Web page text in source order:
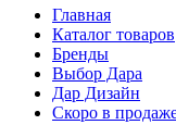
Главная
Каталог товаров
Бренды
Выбор Дара
Дар Дизайн
Скоро в